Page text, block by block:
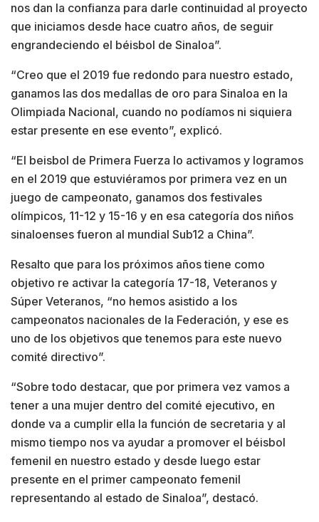
nos dan la confianza para darle continuidad al proyecto
que iniciamos desde hace cuatro años, de seguir
engrandeciendo el béisbol de Sinaloa”.
“Creo que el 2019 fue redondo para nuestro estado,
ganamos las dos medallas de oro para Sinaloa en la
Olimpiada Nacional, cuando no podíamos ni siquiera
estar presente en ese evento”, explicó.
“El beisbol de Primera Fuerza lo activamos y logramos
en el 2019 que estuviéramos por primera vez en un
juego de campeonato, ganamos dos festivales
olímpicos, 11-12 y 15-16 y en esa categoría dos niños
sinaloenses fueron al mundial Sub12 a China”.
Resalto que para los próximos años tiene como
objetivo re activar la categoría 17-18, Veteranos y
Súper Veteranos, “no hemos asistido a los
campeonatos nacionales de la Federación, y ese es
uno de los objetivos que tenemos para este nuevo
comité directivo”.
“Sobre todo destacar, que por primera vez vamos a
tener a una mujer dentro del comité ejecutivo, en
donde va a cumplir ella la función de secretaria y al
mismo tiempo nos va ayudar a promover el béisbol
femenil en nuestro estado y desde luego estar
presente en el primer campeonato femenil
representando al estado de Sinaloa”, destacó.